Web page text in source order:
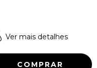
Ver mais detalhes